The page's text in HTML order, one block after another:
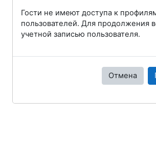
Гости не имеют доступа к
пользователей. Для продолжения
учетной записью пользователя.
Отмена